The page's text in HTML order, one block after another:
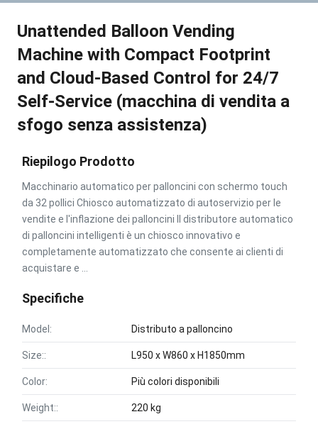
Unattended Balloon Vending
Machine with Compact Footprint
and Cloud-Based Control for 24/7
Self-Service (macchina di vendita a
sfogo senza assistenza)
Riepilogo Prodotto
Macchinario automatico per palloncini con schermo touch
da 32 pollici Chiosco automatizzato di autoservizio per le
vendite e l'inflazione dei palloncini Il distributore automatico
di palloncini intelligenti è un chiosco innovativo e
completamente automatizzato che consente ai clienti di
acquistare e ...
Specifiche
Model: Distributo a palloncino
Size:: L950 x W860 x H1850mm
Color: Più colori disponibili
Weight:: 220 kg